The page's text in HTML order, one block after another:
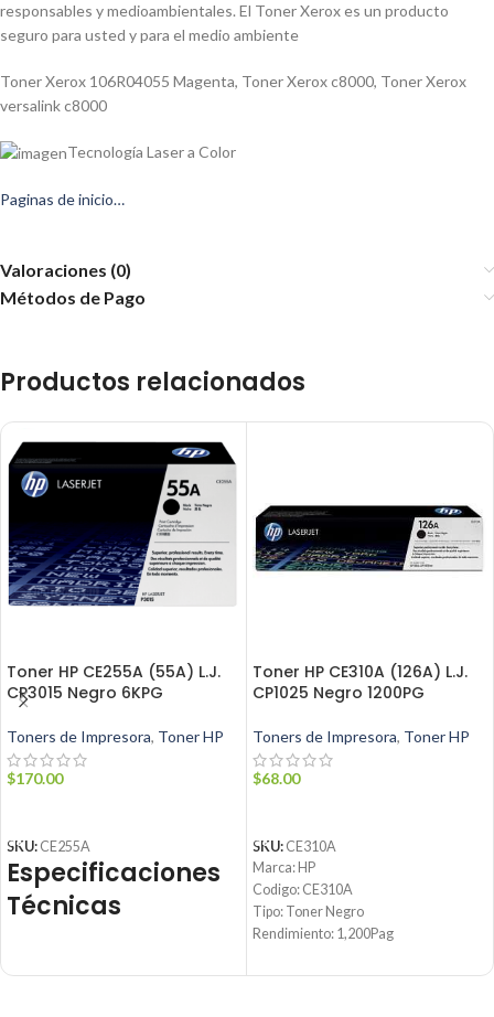
responsables y medioambientales. El Toner Xerox es un producto
seguro para usted y para el medio ambiente
Toner Xerox 106R04055 Magenta, Toner Xerox c8000, Toner Xerox
versalink c8000
Tecnología Laser a Color
Paginas de inicio…
Valoraciones (0)
Métodos de Pago
Productos relacionados
Toner HP CE255A (55A) L.J.
CP3015 Negro 6KPG
Toners de Impresora, Toner HP
$170.00
SKU: CE255A
Especificaciones
Técnicas
Toner HP CE310A (126A) L.J.
CP1025 Negro 1200PG
Toners de Impresora, Toner HP
$68.00
SKU: CE310A
Marca: HP
Codigo: CE310A
Tipo: Toner Negro
Rendimiento: 1,200Pag
Producto: Origina